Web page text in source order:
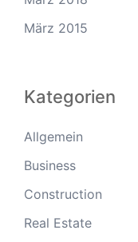
März 2015
Kategorien
Allgemein
Business
Construction
Real Estate